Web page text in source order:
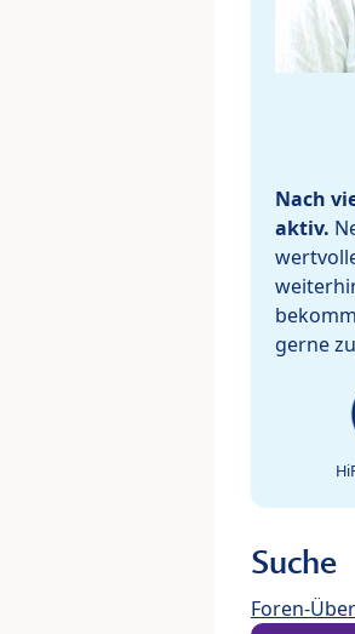
Nach
aktiv.
gerne
Suche
Foren-